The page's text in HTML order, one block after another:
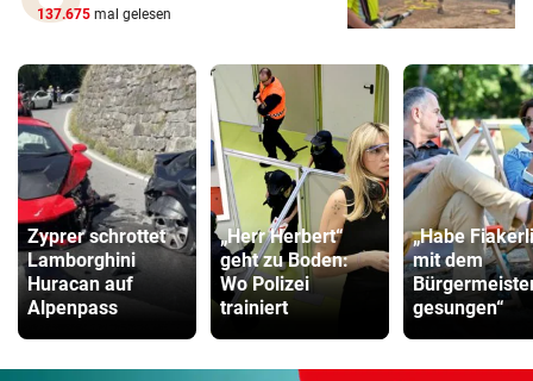
137.675 mal gelesen
Zyprer schrottet
Lamborghini
Huracan auf
Alpenpass
„Herr Herbert“
geht zu Boden:
Wo Polizei
trainiert
„Habe
mit dem
gesungen“